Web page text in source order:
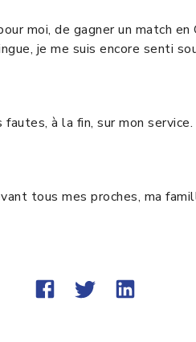
moi, de gagner un match
je me suis encore senti
à la fin, sur mon
tous mes proches, ma